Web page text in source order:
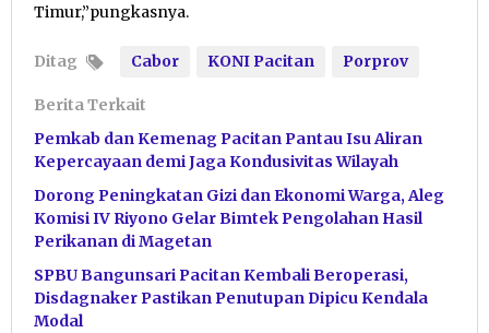
Timur,”pungkasnya.
Ditag Cabor KONI Pacitan Porprov
Berita Terkait
Pemkab dan Kemenag Pacitan Pantau Isu Aliran
Kepercayaan demi Jaga Kondusivitas Wilayah
Dorong Peningkatan Gizi dan Ekonomi Warga, Aleg
Komisi IV Riyono Gelar Bimtek Pengolahan Hasil
Perikanan di Magetan
SPBU Bangunsari Pacitan Kembali Beroperasi,
Disdagnaker Pastikan Penutupan Dipicu Kendala
Modal